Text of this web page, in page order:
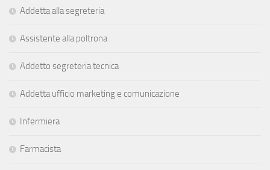
Addetta alla segreteria
Assistente alla poltrona
Addetto segreteria tecnica
Addetta ufficio marketing e comunicazione
Infermiera
Farmacista